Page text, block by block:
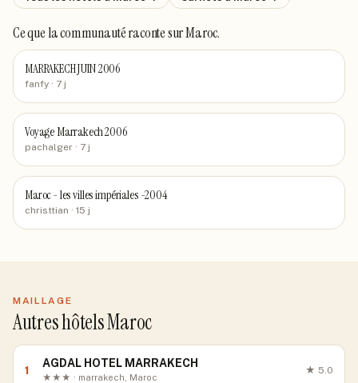
Ce que la communauté racontesur Maroc.
MARRAKECH JUIN 2006
fanfy · 7 j
Voyage Marrakech 2006
pachalger · 7 j
Maroc - les villes impériales -2004
christtian · 15 j
MAILLAGE
Autres hôtels Maroc
1
AGDAL HOTEL MARRAKECH
★★★ · marrakech, Maroc
★ 5.0